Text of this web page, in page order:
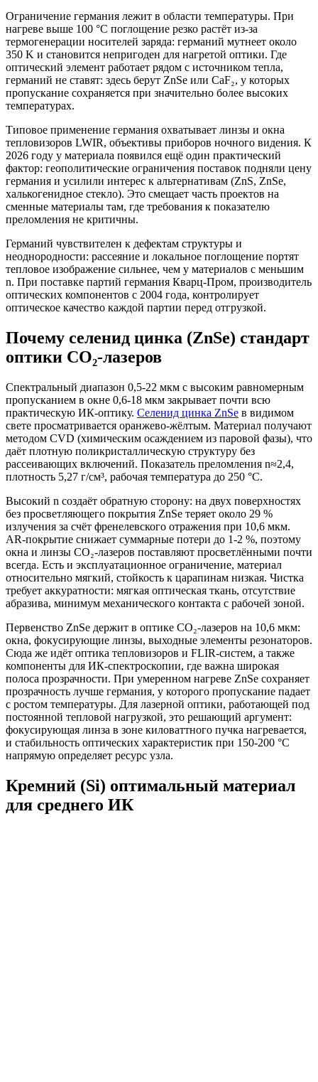
Ограничение германия лежит в области температуры. При
нагреве выше 100 °C поглощение резко растёт из-за
термогенерации носителей заряда: германий мутнеет около
350 K и становится непригоден для нагретой оптики. Где
оптический элемент работает рядом с источником тепла,
германий не ставят: здесь берут ZnSe или CaF₂, у которых
пропускание сохраняется при значительно более высоких
температурах.
Типовое применение германия охватывает линзы и окна
тепловизоров LWIR, объективы приборов ночного видения. К
2026 году у материала появился ещё один практический
фактор: геополитические ограничения поставок подняли цену
германия и усилили интерес к альтернативам (ZnS, ZnSe,
халькогенидное стекло). Это смещает часть проектов на
сменные материалы там, где требования к показателю
преломления не критичны.
Германий чувствителен к дефектам структуры и
неоднородности: рассеяние и локальное поглощение портят
тепловое изображение сильнее, чем у материалов с меньшим
n. При поставке партий германия Кварц-Пром, производитель
оптических компонентов с 2004 года, контролирует
оптическое качество каждой партии перед отгрузкой.
Почему селенид цинка (ZnSe) стандарт
оптики CO₂-лазеров
Спектральный диапазон 0,5-22 мкм с высоким равномерным
пропусканием в окне 0,6-18 мкм закрывает почти всю
практическую ИК-оптику. Селенид цинка ZnSe в видимом
свете просматривается оранжево-жёлтым. Материал получают
методом CVD (химическим осаждением из паровой фазы), что
даёт плотную поликристаллическую структуру без
рассеивающих включений. Показатель преломления n≈2,4,
плотность 5,27 г/см³, рабочая температура до 250 °C.
Высокий n создаёт обратную сторону: на двух поверхностях
без просветляющего покрытия ZnSe теряет около 29 %
излучения за счёт френелевского отражения при 10,6 мкм.
AR-покрытие снижает суммарные потери до 1-2 %, поэтому
окна и линзы CO₂-лазеров поставляют просветлёнными почти
всегда. Есть и эксплуатационное ограничение, материал
относительно мягкий, стойкость к царапинам низкая. Чистка
требует аккуратности: мягкая оптическая ткань, отсутствие
абразива, минимум механического контакта с рабочей зоной.
Первенство ZnSe держит в оптике CO₂-лазеров на 10,6 мкм:
окна, фокусирующие линзы, выходные элементы резонаторов.
Сюда же идёт оптика тепловизоров и FLIR-систем, а также
компоненты для ИК-спектроскопии, где важна широкая
полоса прозрачности. При умеренном нагреве ZnSe сохраняет
прозрачность лучше германия, у которого пропускание падает
с ростом температуры. Для лазерной оптики, работающей под
постоянной тепловой нагрузкой, это решающий аргумент:
фокусирующая линза в зоне киловаттного пучка нагревается,
и стабильность оптических характеристик при 150-200 °C
напрямую определяет ресурс узла.
Кремний (Si) оптимальный материал
для среднего ИК